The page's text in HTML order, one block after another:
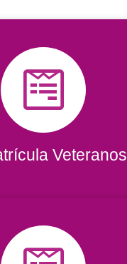
Veteranos
Rematrícula
Acessar